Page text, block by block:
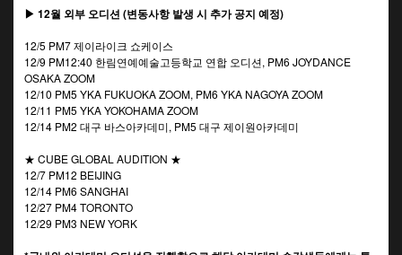
▶ 12월 외부 오디션 (변동사항 발생 시 추가 공지 예정)
12/5 PM7 제이라이크 쇼케이스
12/9 PM12:40 한림연예예술고등학교 연합 오디션, PM6 JOYDANCE
OSAKA ZOOM
12/10 PM5 YKA FUKUOKA ZOOM, PM6 YKA NAGOYA ZOOM
12/11 PM5 YKA YOKOHAMA ZOOM
12/14 PM2 대구 바스아카데미, PM5 대구 제이원아카데미
★ CUBE GLOBAL AUDITION ★
12/7 PM12 BEIJING
12/14 PM6 SANGHAI
12/27 PM4 TORONTO
12/29 PM3 NEW YORK